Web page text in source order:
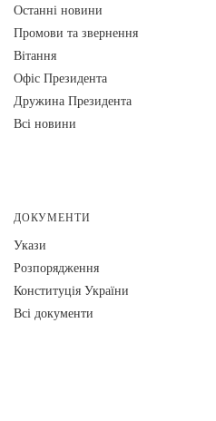
Останні новини
Промови та звернення
Вiтання
Офіс Президента
Дружина Президента
Всі новини
ДОКУМЕНТИ
Укази
Розпорядження
Конституція України
Всі документи